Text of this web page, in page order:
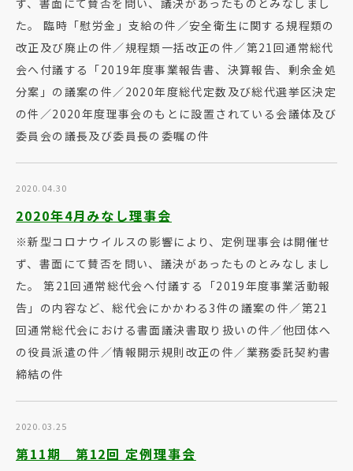
ず、書面にて賛否を問い、議決があったものとみなしまし
た。 臨時「慰労金」支給の件／安全衛生に関する規程類の
改正及び廃止の件／規程類一括改正の件／第21回通常総代
会へ付議する「2019年度事業報告書、決算報告、剰余金処
分案」の議案の件／2020年度総代定数及び総代選挙区決定
の件／2020年度理事会のもとに設置されている会議体及び
委員会の議長及び委員長の委嘱の件
2020.04.30
2020年4月みなし理事会
※新型コロナウイルスの影響により、定例理事会は開催せ
ず、書面にて賛否を問い、議決があったものとみなしまし
た。 第21回通常総代会へ付議する「2019年度事業活動報
告」の内容など、総代会にかかわる3件の議案の件／第21
回通常総代会における書面議決書取り扱いの件／他団体へ
の役員派遣の件／情報開示規則改正の件／業務委託契約書
締結の件
2020.03.25
第11期 第12回 定例理事会